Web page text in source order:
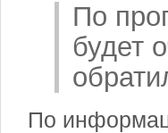
По
будет
По